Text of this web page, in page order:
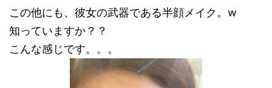
この他にも、彼女の武器である半顔メイク。w
知っていますか？？
こんな感じです。。。